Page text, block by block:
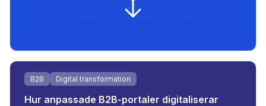
B2B Digital transformation
Hur anpassade B2B-portaler digitaliserar